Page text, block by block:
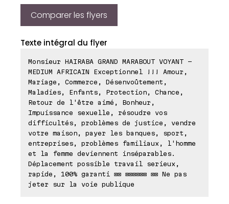
Comparer les flyers
Texte intégral du flyer
Monsieur HAIRABA GRAND MARABOUT VOYANT -
MEDIUM AFRICAIN Exceptionnel !!! Amour,
Mariage, Commerce, Désenvoûtement,
Maladies, Enfants, Protection, Chance,
Retour de l'être aimé, Bonheur,
Impuissance sexuelle, résoudre vos
difficultés, problèmes de justice, vendre
votre maison, payer les banques, sport,
entreprises, problèmes familiaux, l'homme
et la femme deviennent inséparables.
Déplacement possible travail serieux,
rapide, 100% garanti ⊠⊠ ⊠⊠⊠⊠⊠⊠ ⊠⊠ Ne pas
jeter sur la voie publique